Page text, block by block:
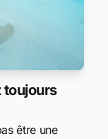
toujours
être une